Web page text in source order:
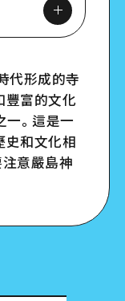
代形成的寺
豐富的文化
一。這是一
史和文化相
意嚴島神